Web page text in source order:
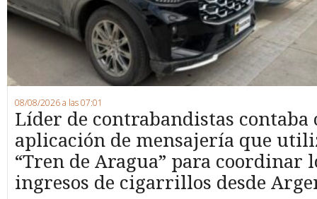
08/08/2026 a las 07:01
Líder de contrabandistas contaba
aplicación de mensajería que
“Tren de Aragua” para coordinar
ingresos de cigarrillos desde